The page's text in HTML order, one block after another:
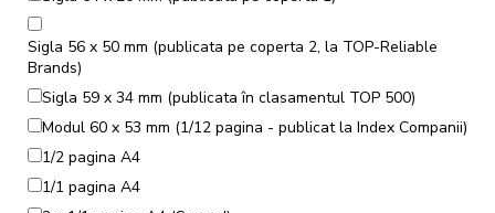
Sigla 56 x 50 mm (publicata pe coperta 2, la TOP-Reliable
Brands)
Sigla 59 x 34 mm (publicata în clasamentul TOP 500)
Modul 60 x 53 mm (1/12 pagina - publicat la Index Companii)
1/2 pagina A4
1/1 pagina A4